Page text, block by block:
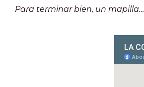
Para terminar bien, un mapilla…